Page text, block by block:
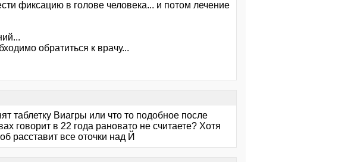
фиксацию в голове человека... и потом лечение
обратиться к врачу...
таблетку Виагры или что то подобное после
говорит в 22 года рановато не считаете? Хотя
расставит все оточки над Й